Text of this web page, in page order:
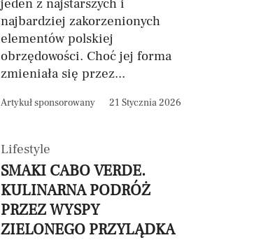
jeden z najstarszych i
najbardziej zakorzenionych
elementów polskiej
obrzędowości. Choć jej forma
zmieniała się przez...
Artykuł sponsorowany 21 Stycznia 2026
Lifestyle
SMAKI CABO VERDE.
KULINARNA PODRÓŻ
PRZEZ WYSPY
ZIELONEGO PRZYLĄDKA